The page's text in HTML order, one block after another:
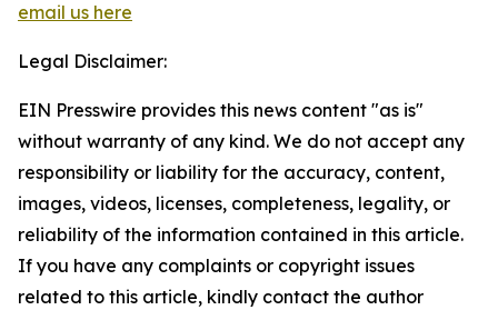
email us here
Legal Disclaimer:
EIN Presswire provides this news content "as is"
without warranty of any kind. We do not accept any
responsibility or liability for the accuracy, content,
images, videos, licenses, completeness, legality, or
reliability of the information contained in this article.
If you have any complaints or copyright issues
related to this article, kindly contact the author